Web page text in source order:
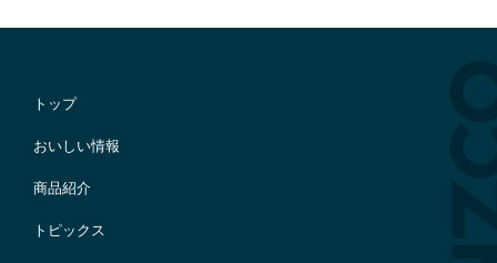
トップ
おいしい情報
商品紹介
トピックス